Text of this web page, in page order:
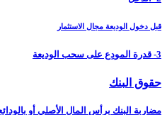
قبل دخول الوديعة مجال الاستثمار
3- قدرة المودِع على سحب الوديعة
حقوق البنك
مضاربة البنك برأس المال الأصلي أو